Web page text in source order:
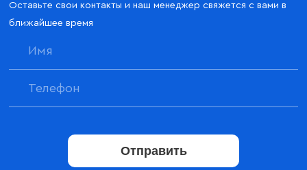
Оставьте свои контакты и наш менеджер свяжется с вами в
ближайшее время
Отправить